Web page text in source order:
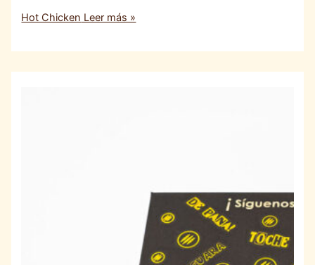
Hot Chicken Leer más »